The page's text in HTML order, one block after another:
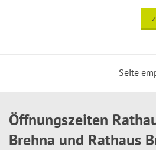
Seite
Öffnungszeiten
Brehna und Rathaus